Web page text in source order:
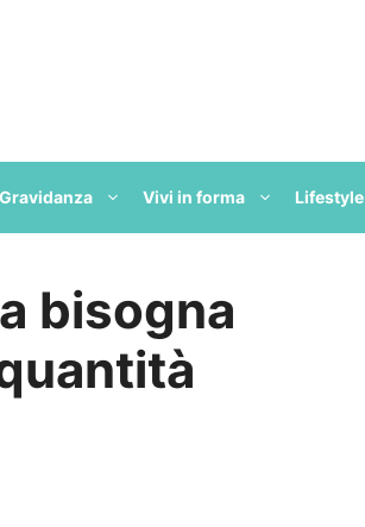
Gravidanza Vivi in forma Lifestyle
bisogna